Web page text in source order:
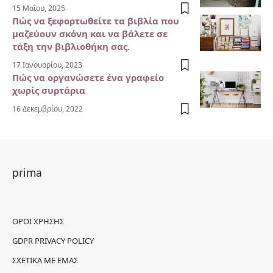
15 Μαΐου, 2025
Πώς να ξεφορτωθείτε τα βιβλία που
μαζεύουν σκόνη και να βάλετε σε
τάξη την βιβλιοθήκη σας.
17 Ιανουαρίου, 2023
Πώς να οργανώσετε ένα γραφείο
χωρίς συρτάρια
16 Δεκεμβρίου, 2022
prima
ΌΡΟΙ ΧΡΉΣΗΣ
GDPR PRIVACY POLICY
ΣΧΕΤΙΚΆ ΜΕ ΕΜΆΣ